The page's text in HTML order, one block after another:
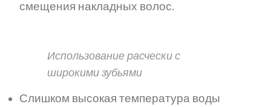
смещения накладных волос.
Использование расчески с
широкими зубьями
Слишком высокая температура воды